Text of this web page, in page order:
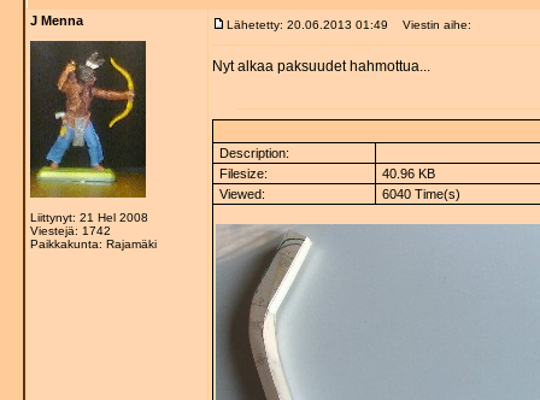
J Menna
Liittynyt: 21 Hel 2008
Viestejä: 1742
Paikkakunta: Rajamäki
Lähetetty: 20.06.2013 01:49 Viestin aihe:
Nyt alkaa paksuudet hahmottua...
Description:
Filesize:
40.96 KB
Viewed:
6040 Time(s)